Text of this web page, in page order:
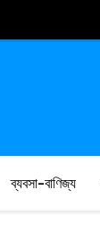
ব্যবসা-বাণিজ্য